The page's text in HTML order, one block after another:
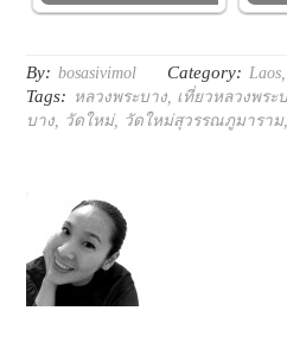
By: bosasivimol Category: Laos
Tags: หลวงพระบาง, เที่ยวหลวงพระ
บาง, วัดใหม่, วัดใหม่สุวรรณภูมาราม,